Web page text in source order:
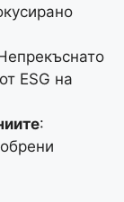
ESG на
: